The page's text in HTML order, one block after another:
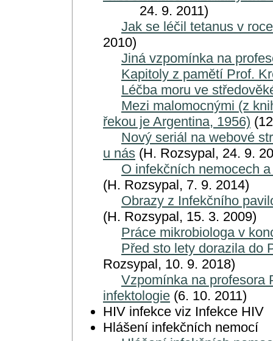
24. 9. 2011)
Jak se léčil tetanus v
2010)
Jiná vzpomínka na
Kapitoly z pamětí Prof.
Léčba moru ve
Mezi malomocnými (z
řekou je Argentina, 1956)
Nový seriál na webové
u nás (H. Rozsypal, 24. 9.
O infekčních nemocech
(H. Rozsypal, 7. 9. 2014)
Obrazy z Infekčního
(H. Rozsypal, 15. 3. 2009)
Práce mikrobiologa v
Před sto lety dorazila do
Rozsypal, 10. 9. 2018)
Vzpomínka na profesora
infektologie (6. 10. 2011)
HIV infekce viz Infekce HIV
Hlášení infekčních nemocí